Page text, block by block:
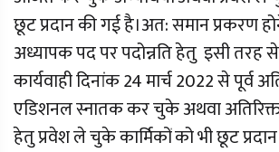
छूट प्रदान की गई है।अत: समान प्रकरण
अध्यापक पद पर पदोन्नति हेतु इसी तरह
कार्यवाही दिनांक 24 मार्च 2022 से पूर्व
एडिशनल स्नातक कर चुके अथवा
हेतु प्रवेश ले चुके कार्मिकों को भी छूट